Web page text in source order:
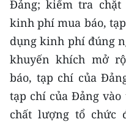
Media Văn hóa
Media Xã hội
Media Pháp luật
Media Du lịch
Đảng; kiểm tra chặt
kinh phí mua báo,
dụng kinh phí đúng
khuyến khích mở
báo, tạp chí của
tạp chí của Đảng
chất lượng tổ chức